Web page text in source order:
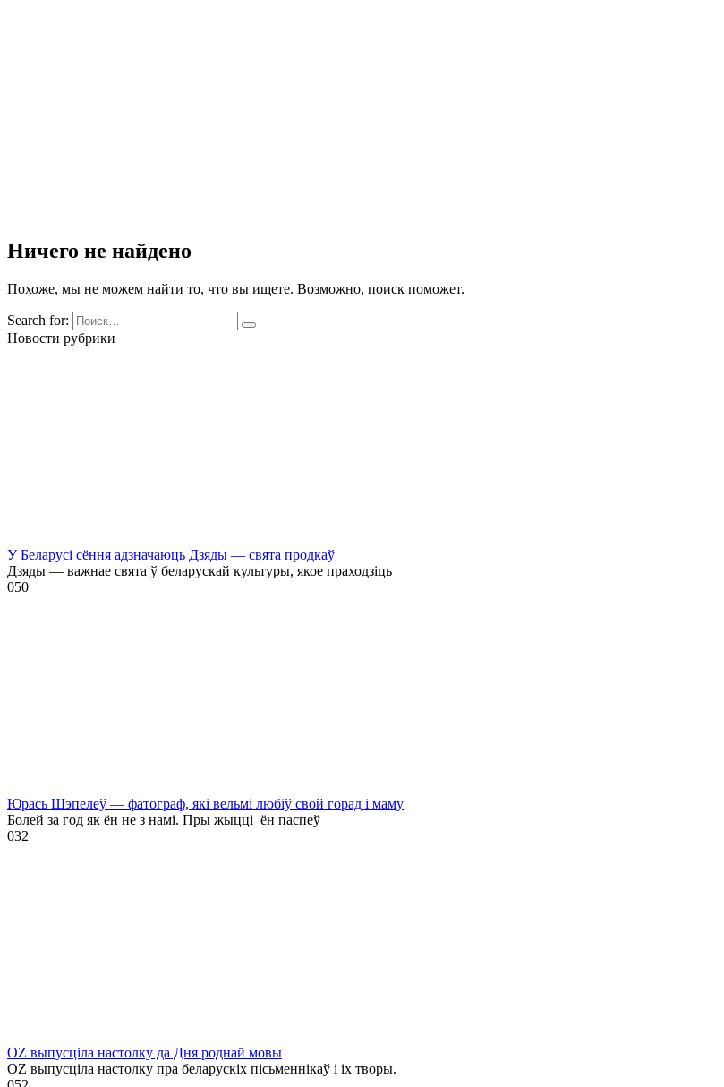
Ничего не найдено
Похоже, мы не можем найти то, что вы ищете. Возможно, поиск поможет.
Search for:
Новости рубрики
У Беларусі сёння адзначаюць Дзяды — свята продкаў
Дзяды — важнае свята ў беларускай культуры, якое праходзіць
050
Юрась Шэпелеў — фатограф, які вельмі любіў свой горад і маму
Болей за год як ён не з намі. Пры жыцці ён паспеў
032
OZ выпусціла настолку да Дня роднай мовы
OZ выпусціла настолку пра беларускіх пісьменнікаў і іх творы.